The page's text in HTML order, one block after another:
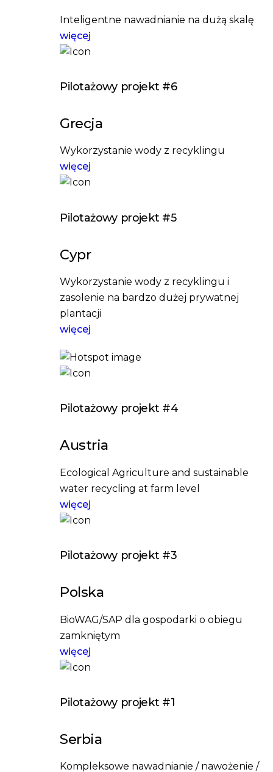
Inteligentne nawadnianie na dużą skalę
więcej
Pilotażowy projekt #6
Grecja
Wykorzystanie wody z recyklingu
więcej
Pilotażowy projekt #5
Cypr
Wykorzystanie wody z recyklingu i
zasolenie na bardzo dużej prywatnej
plantacji
więcej
Pilotażowy projekt #4
Austria
Ecological Agriculture and sustainable
water recycling at farm level
więcej
Pilotażowy projekt #3
Polska
BioWAG/SAP dla gospodarki o obiegu
zamkniętym
więcej
Pilotażowy projekt #1
Serbia
Kompleksowe nawadnianie / nawożenie /